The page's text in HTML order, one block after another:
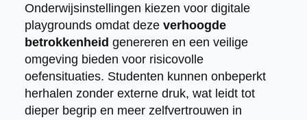
Onderwijsinstellingen kiezen voor digitale
playgrounds omdat deze verhoogde
betrokkenheid genereren en een veilige
omgeving bieden voor risicovolle
oefensituaties. Studenten kunnen onbeperkt
herhalen zonder externe druk, wat leidt tot
dieper begrip en meer zelfvertrouwen in